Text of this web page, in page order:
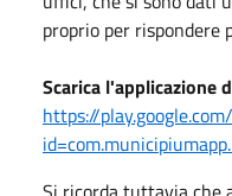
proprio per rispondere
Scarica l'applicazione
https://